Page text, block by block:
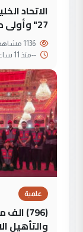
الاتحاد
27" وأولى مواجهات العراق
--منذ 11 ساعة
علمية
(796)
والتأهيل